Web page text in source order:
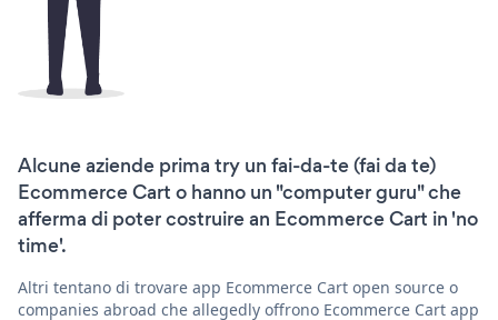
Alcune aziende prima try un fai-da-te (fai da te)
Ecommerce Cart o hanno un "computer guru" che
afferma di poter costruire an Ecommerce Cart in 'no
time'.
Altri tentano di trovare app Ecommerce Cart open source o
companies abroad che allegedly offrono Ecommerce Cart app